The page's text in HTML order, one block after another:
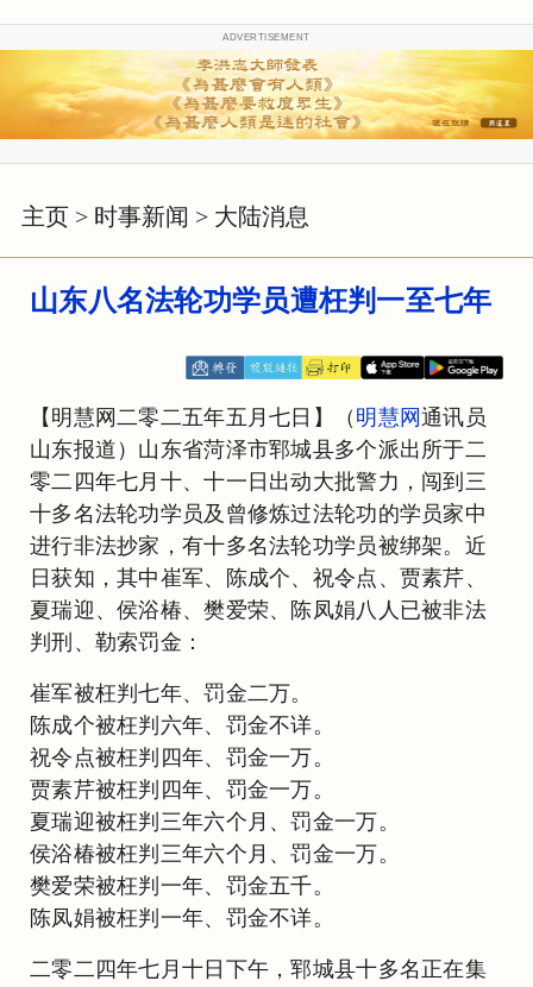
ADVERTISEMENT
主页 > 时事新闻 > 大陆消息
山东八名法轮功学员遭枉判一至七年
【明慧网二零二五年五月七日】（ 明慧网通讯员
山东报道）山东省菏泽市郓城县多个派出所于二
零二四年七月十、十一日出动大批警力，闯到三
十多名法轮功学员及曾修炼过法轮功的学员家中
进行非法抄家，有十多名法轮功学员被绑架。近
日获知，其中崔军、陈成个、祝令点、贾素芹、
夏瑞迎、侯浴椿、樊爱荣、陈凤娟八人已被非法
判刑、勒索罚金：
崔军被枉判七年、罚金二万。
陈成个被枉判六年、罚金不详。
祝令点被枉判四年、罚金一万。
贾素芹被枉判四年、罚金一万。
夏瑞迎被枉判三年六个月、罚金一万。
侯浴椿被枉判三年六个月、罚金一万。
樊爱荣被枉判一年、罚金五千。
陈凤娟被枉判一年、罚金不详。
二零二四年七月十日下午，郓城县十多名正在集